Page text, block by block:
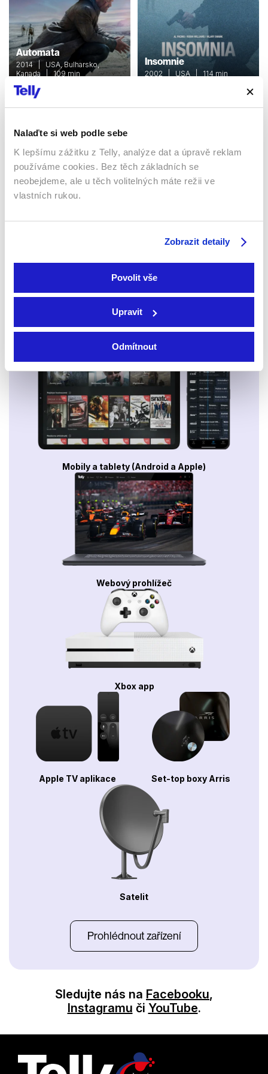
Nalaďte si web podle sebe
K lepšímu zážitku z Telly, analýze dat a úpravě reklam
používáme cookies. Bez těch základních se
neobejdeme, ale u těch volitelných máte režii ve
vlastních rukou.
Zobrazit detaily
Povolit vše
Upravit
Odmítnout
Automata
2014 | USA, Bulharsko,
Kanada | 109 min
Filmy / Thrillery / Sci-fi /
Drama
Insomnie
2002 | USA | 114 min
Sledujte kdekoliv až na 6 zařízeních
Sledovat internetovou televizi jde odkudkoliv
po celé EU, a to až na 6 zařízeních.
Smart TV - Android, Google, Samsung, LG, VIDAA
Mobily a tablety (Android a Apple)
Webový prohlížeč
Xbox app
Apple TV aplikace Set-top boxy Arris
Satelit
Prohlédnout zařízení
Sledujte nás na Facebooku,
Instagramu či YouTube.